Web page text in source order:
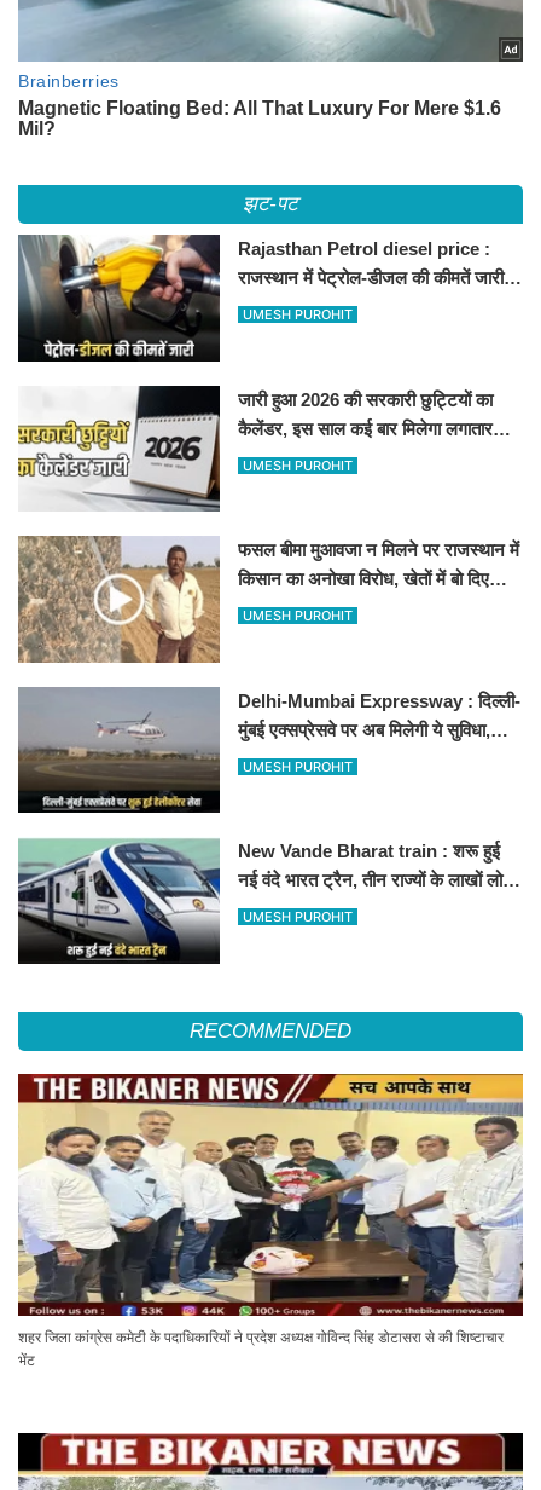
झट-पट
Rajasthan Petrol diesel price :
राजस्थान में पेट्रोल-डीजल की कीमतें जारी,
जानिए बीकानेर समेत पुरे प्रदेश में नए रेट
UMESH PUROHIT
जारी हुआ 2026 की सरकारी छुट्टियों का
कैलेंडर, इस साल कई बार मिलेगा लगातार
अवकाश, देखें
UMESH PUROHIT
फसल बीमा मुआवजा न मिलने पर राजस्थान में
किसान का अनोखा विरोध, खेतों में बो दिए
500-500 रुपए के नोट, वीडियो वायरल
UMESH PUROHIT
Delhi-Mumbai Expressway : दिल्ली-
मुंबई एक्सप्रेसवे पर अब मिलेगी ये सुविधा,
हेलीकॉप्टर सर्विस से तुरंत घायल पहुंचेगा
UMESH PUROHIT
New Vande Bharat train : शरू हुई
नई वंदे भारत ट्रैन, तीन राज्यों के लाखों लोगों
का सफर होगा आसान, देखें पूरा रूटमैप
UMESH PUROHIT
RECOMMENDED
शहर जिला कांग्रेस कमेटी के पदाधिकारियों ने प्रदेश अध्यक्ष गोविन्द सिंह डोटासरा से की शिष्टाचार
भेंट